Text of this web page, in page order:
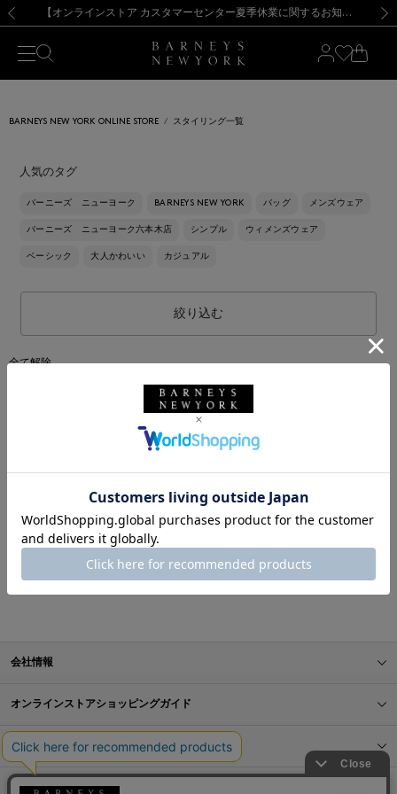
新規登録のお客様も対象！＜MY BARNEYS＞会員のお客様は11,000円（税込）以上のお買上げで常時送料無料！お買い物の際は会員登録を！
【夏季休業に伴う出荷一時停止のお知らせ】(2026.8.7) 【オンラインストア カスタマーセンター夏季休業に関するお知らせ】（2026.8.7）
【夏季休業に伴う返品・交換承り一時停止のお知らせ】（2026.8.5）
熊本県を中心とした地震の影響によるお荷物のお届けについて
【開催中】SUMMER SALEのご案内・ご注意事項 新規登録のお客様も対象！＜MY BARNEYS＞会員のお客様は11,000円（税込）以上のお買上げで常時送料無料！お買い物の際は会員登録を！
【夏季休業に伴う出荷一時停止のお知らせ】(2026.8.7)
BARNEYS NEW YORK ONLINE STORE スタイリング一覧
人気のタグ
バーニーズ ニューヨーク BARNEYS NEW YORK バッグ メンズウェア
バーニーズ ニューヨーク六本木店 シンプル ウィメンズウェア
ベーシック 大人かわいい カジュアル
絞り込む
全て解除
BARNEYS NEW YORK ONLINE STORE スタイリング一覧
会社情報
オンラインストアショッピングガイド
店舗情報
サービス